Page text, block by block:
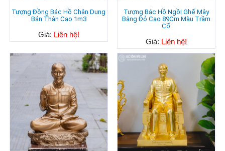
Tượng Đồng Bác Hồ Chân Dung
Bán Thân Cao 1m3
Giá: Liên hệ!
Tượng Bác Hồ Ngồi Ghế Mây
Bằng Đỏ Cao 89Cm Màu Trầm
Cổ
Giá: Liên hệ!